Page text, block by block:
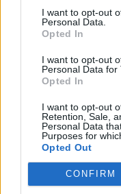
I want to opt-out
Personal Data.
Opted In
I want to opt-out
Personal Data for
Opted In
I want to opt-out
Retention, Sale,
Personal Data
Purposes for
Opted Out
CONFIRM